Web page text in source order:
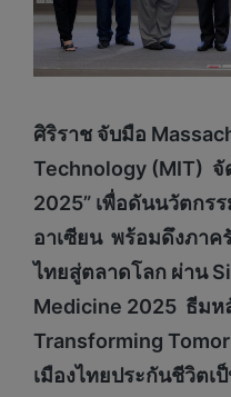
ศิริราช จับมือ
Technology (MIT) จั
2025” เพื่อดันนวัตก
อาเซียน พร้อมดึงภาค
ไทยสู่ตลาดโลก ผ่าน
Medicine 2025 ธีมห
Transforming
เมืองไทยประกันชีวิต